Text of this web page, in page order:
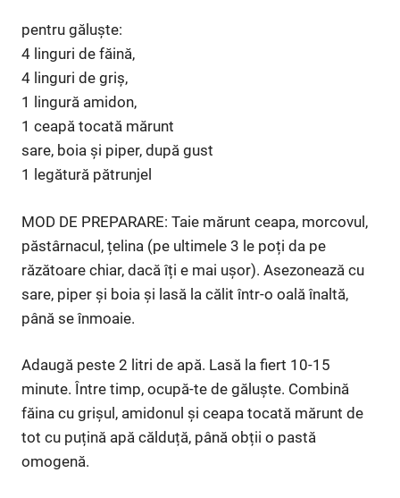
pentru găluște:
4 linguri de făină,
4 linguri de griș,
1 lingură amidon,
1 ceapă tocată mărunt
sare, boia și piper, după gust
1 legătură pătrunjel
MOD DE PREPARARE: Taie mărunt ceapa, morcovul,
păstârnacul, țelina (pe ultimele 3 le poți da pe
răzătoare chiar, dacă îți e mai ușor). Asezonează cu
sare, piper și boia și lasă la călit într-o oală înaltă,
până se înmoaie.
Adaugă peste 2 litri de apă. Lasă la fiert 10-15
minute. Între timp, ocupă-te de găluște. Combină
făina cu grișul, amidonul și ceapa tocată mărunt de
tot cu puțină apă călduță, până obții o pastă
omogenă.